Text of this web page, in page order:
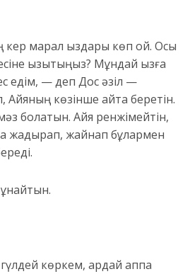
кер марал қыздары көп қой. Осы
қызықтыңыз? Мұндай қызға
едім, — деп Дос әзіл —
көзінше айта беретін.
болатын. Айя ренжімейтін,
жадырап, жайнап бұлармен
көркем, қардай аппақ